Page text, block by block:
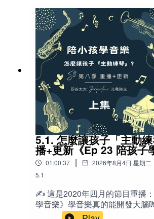
的烹飪大全》（法文食譜書名）
📘Pol Martin義大利肉醬書中原料翻譯：
1¼磅（625g）牛絞肉，瘦肉為佳
1湯匙（15ml）植物油
2顆小洋蔥，切碎
一條芹菜莖，切丁
兩顆大蒜瓣，切碎
1湯匙新鮮姜泥
1茶匙（5ml）牛至
½茶匙羅勒
應用程式 - holistic →整體的、全
→ 一致的 - Video Chat → 視訊通
Media Plan → 家庭媒體計畫 -
塊，電腦遊戲） - sky → Sky（遊
Impact → 原神（遊戲） -
社群 - Etsy → Etsy.com（手作商
Screen time → 螢幕時間 -
／休息時間（家長控制功能） -
通話 程式- freak out → 驚慌失措
Piñata → 皮納塔（生日派對打的
AAP → American Academy of
兒科學會） - Anxiety → 焦慮 -
鬱 - Body Dysmorphia → 身體形
形恐懼症 🌟金句「螢幕，只是
東西。」 「先不要把螢幕當成魔
當成和魔鬼交易的、失敗的父母
子跨越文明之河的一艘高科技艦
應會造成惡性循環，溫柔提醒比
「做個現代人，這（學習管理螢
腦嗎？為什麼有些家庭因為學琴
位都在彈琴的媽媽——Pauline、
LingYing，從自己的學琴心路歷
何培養孩子對音樂的興趣、決定
建立練習習慣，以及面對孩子說
時該怎麼辦。這集沒有標準答案
與實用技巧，適合所有正在陪孩
重新思考「音樂教育」的爸媽收
合收聽對象：家有學齡前到小學
考慮或已經讓孩子學音樂／樂器
學琴受傷、現在想用不同方式引
「培養興趣 vs. 建立紀律」感到
解美國華人家庭實際如何安排練
理撞牆期的聽眾 喜歡聽真實經
論教養的家長🔤英文recital：演
會 GIG：演出／駐唱工作
限 guideline：指引／指導原則
巧 structural：有結構的、系統
便攜帶的 repertoire：曲目庫
獎勵 overwhelm：壓垮、不知所
5.1. 怎麼讓孩子「主動
播+更新《Ep 23 陪孩子
01:00:37 | 2026年8月4日 星期二
5.1
✍️ 這是2020年四月的節目重播
學音樂》學音樂真的能開發大腦
家庭因為學琴而關係緊張？三位